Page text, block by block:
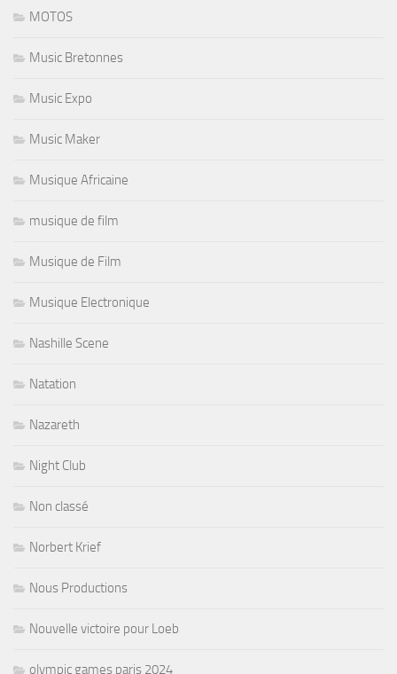
MOTOS
Music Bretonnes
Music Expo
Music Maker
Musique Africaine
musique de film
Musique de Film
Musique Electronique
Nashille Scene
Natation
Nazareth
Night Club
Non classé
Norbert Krief
Nous Productions
Nouvelle victoire pour Loeb
olympic games paris 2024